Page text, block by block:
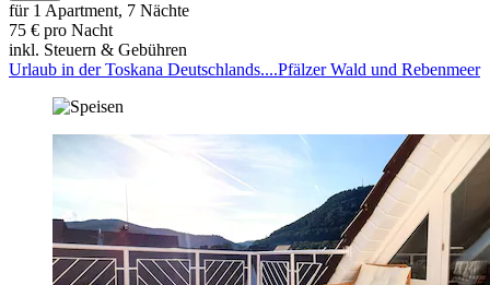
für 1 Apartment, 7 Nächte
75 € pro Nacht
inkl. Steuern & Gebühren
Urlaub in der Toskana Deutschlands....Pfälzer Wald und Rebenmeer